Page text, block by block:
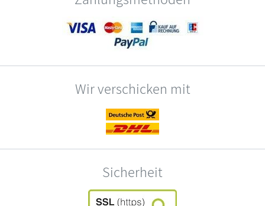
Wir verschicken mit
Sicherheit